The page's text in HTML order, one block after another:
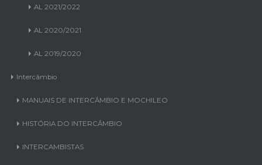
AL 2021/2022
AL 2020/2021
AL 2019/2020
Intercâmbio
MANUAIS DE INTERCÂMBIO E MOCHILEO
HISTÓRIA DO INTERCÂMBIO
INTERCAMBISTAS